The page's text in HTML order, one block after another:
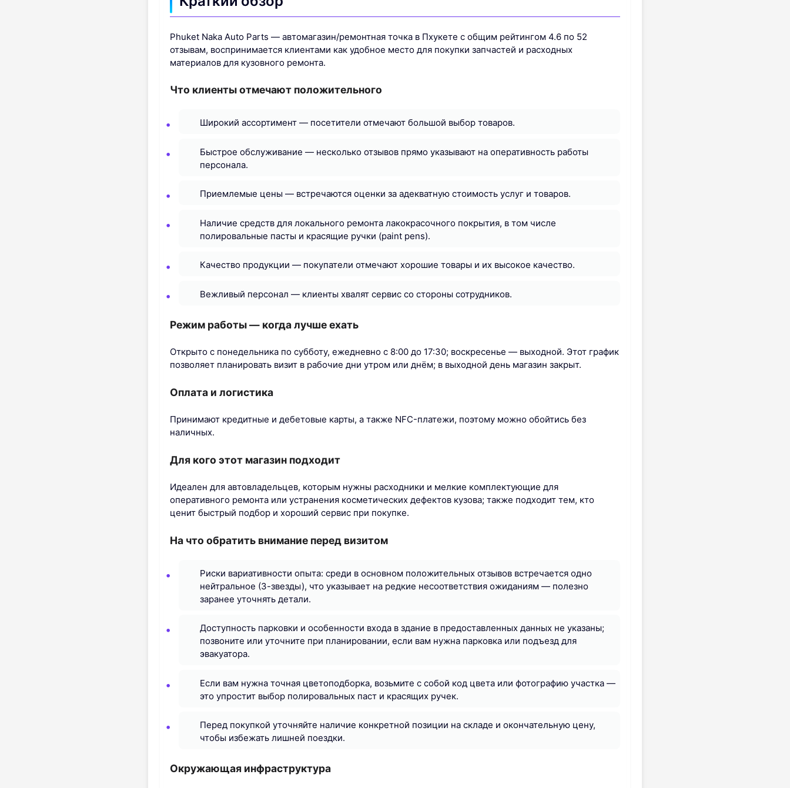
Phuket Naka Auto Parts — автомагазин/ремонтная точка в Пхукете с общим рейтингом 4.6 по 52
отзывам, воспринимается клиентами как удобное место для покупки запчастей и расходных
материалов для кузовного ремонта.
Что клиенты отмечают положительного
Широкий ассортимент — посетители отмечают большой выбор товаров.
Быстрое обслуживание — несколько отзывов прямо указывают на оперативность работы
персонала.
Приемлемые цены — встречаются оценки за адекватную стоимость услуг и товаров.
Наличие средств для локального ремонта лакокрасочного покрытия, в том числе
полировальные пасты и красящие ручки (paint pens).
Качество продукции — покупатели отмечают хорошие товары и их высокое качество.
Вежливый персонал — клиенты хвалят сервис со стороны сотрудников.
Режим работы — когда лучше ехать
Открыто с понедельника по субботу, ежедневно с 8:00 до 17:30; воскресенье — выходной. Этот график
позволяет планировать визит в рабочие дни утром или днём; в выходной день магазин закрыт.
Оплата и логистика
Принимают кредитные и дебетовые карты, а также NFC-платежи, поэтому можно обойтись без
наличных.
Для кого этот магазин подходит
Идеален для автовладельцев, которым нужны расходники и мелкие комплектующие для
оперативного ремонта или устранения косметических дефектов кузова; также подходит тем, кто
ценит быстрый подбор и хороший сервис при покупке.
На что обратить внимание перед визитом
Риски вариативности опыта: среди в основном положительных отзывов встречается одно
нейтральное (3-звезды), что указывает на редкие несоответствия ожиданиям — полезно
заранее уточнять детали.
Доступность парковки и особенности входа в здание в предоставленных данных не указаны;
позвоните или уточните при планировании, если вам нужна парковка или подъезд для
эвакуатора.
Если вам нужна точная цветоподборка, возьмите с собой код цвета или фотографию участка —
это упростит выбор полировальных паст и красящих ручек.
Перед покупкой уточняйте наличие конкретной позиции на складе и окончательную цену,
чтобы избежать лишней поездки.
Окружающая инфраструктура